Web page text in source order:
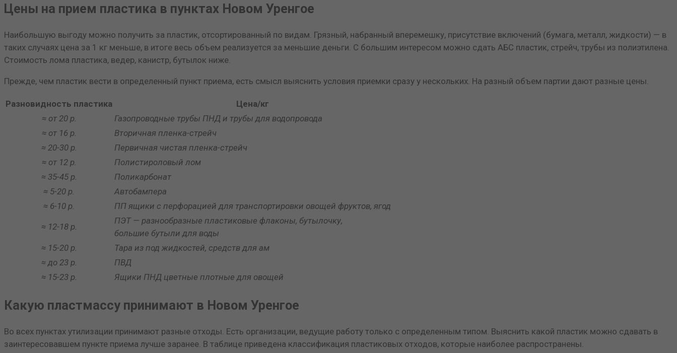
Цены на прием пластика в пунктах Новом Уренгое
Наибольшую выгоду можно получить за пластик, отсортированный по видам. Грязный, набранный вперемешку, присутствие включений (бумага, металл, жидкости) — в
таких случаях цена за 1 кг меньше, в итоге весь объем реализуется за меньшие деньги. С большим интересом можно сдать АБС пластик, стрейч, трубы из полиэтилена.
Стоимость лома пластика, ведер, канистр, бутылок ниже.
Прежде, чем пластик вести в определенный пункт приема, есть смысл выяснить условия приемки сразу у нескольких. На разный объем партии дают разные цены.
Разновидность пластика
Цена/кг
≈ от 20 р.
Газопроводные трубы ПНД и трубы для водопровода
≈ от 16 р.
Вторичная пленка-стрейч
≈ 20-30 р.
Первичная чистая пленка-стрейч
≈ от 12 р.
Полистироловый лом
≈ 35-45 р.
Поликарбонат
≈ 5-20 р.
Автобампера
≈ 6-10 р.
ПП ящики с перфорацией для транспортировки овощей фруктов, ягод
≈ 12-18 р.
ПЭТ — разнообразные пластиковые флаконы, бутылочку,
большие бутыли для воды
≈ 15-20 р.
Тара из под жидкостей, средств для ам
≈ до 23 р.
ПВД
≈ 15-23 р.
Ящики ПНД цветные плотные для овощей
Какую пластмассу принимают в Новом Уренгое
Во всех пунктах утилизации принимают разные отходы. Есть организации, ведущие работу только с определенным типом. Выяснить какой пластик можно сдавать в
заинтересовавшем пункте приема лучше заранее. В таблице приведена классификация пластиковых отходов, которые наиболее распространены.